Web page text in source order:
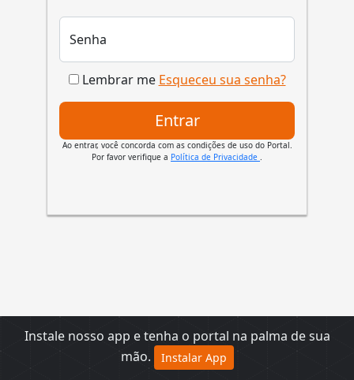
Senha
Lembrar me Esqueceu sua senha?
Entrar
Ao entrar, você concorda com as condições de uso do Portal.
Por favor verifique a Política de Privacidade .
🍪 Este site usa cookies para garantir que você
obtenha a melhor experiência.Saiba Mais
Instale nosso app e tenha o portal na palma de sua
mão.
Instalar App